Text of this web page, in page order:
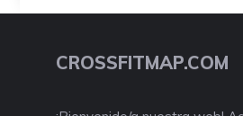
CROSSFITMAP.COM